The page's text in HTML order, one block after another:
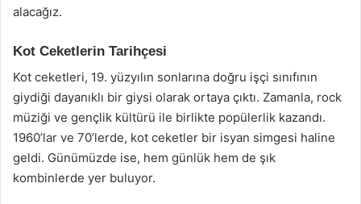
alacağız.
Kot Ceketlerin Tarihçesi
Kot ceketleri, 19. yüzyılın sonlarına doğru işçi sınıfının
giydiği dayanıklı bir giysi olarak ortaya çıktı. Zamanla, rock
müziği ve gençlik kültürü ile birlikte popülerlik kazandı.
1960’lar ve 70’lerde, kot ceketler bir isyan simgesi haline
geldi. Günümüzde ise, hem günlük hem de şık
kombinlerde yer buluyor.